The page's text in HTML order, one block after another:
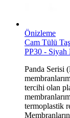
Önizleme
Cam Tülü
PP30 - Siyah
Panda Serisi
tercihi olan
termoplastik